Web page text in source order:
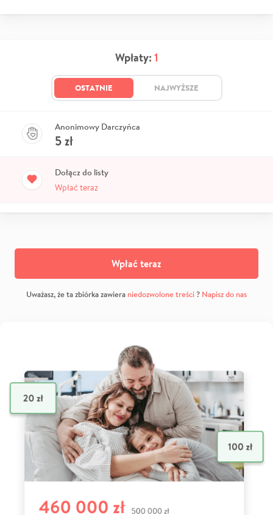
Wpłaty: 1
OSTATNIE NAJWYŻSZE
Anonimowy Darczyńca
5zł
Dołącz do listy
Wpłać teraz
Wpłać teraz
Uważasz, że ta zbiórka zawiera niedozwolone treści? Napisz do nas